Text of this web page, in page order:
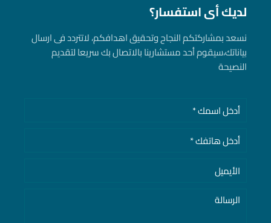
لديك أى استفسار؟
نسعد بمشاركتكم النجاح وتحقيق اهدافكم، لاتتردد فى ارسال
بياناتك، سيقوم أحد مستشارينا بالاتصال بك سريعا لتقديم
النصيحة